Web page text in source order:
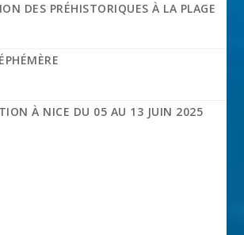
DES PRÉHISTORIQUES À LA PLAGE
À NICE DU 05 AU 13 JUIN 2025